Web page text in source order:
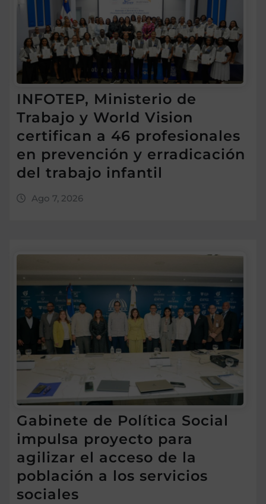
INFOTEP, Ministerio de
Trabajo y World Vision
certifican a 46 profesionales
en prevención y erradicación
del trabajo infantil
Ago 7, 2026
Gabinete de Política Social
impulsa proyecto para
agilizar el acceso de la
población a los servicios
sociales